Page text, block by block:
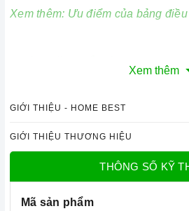
Xem thêm: Ưu điểm của bảng
- Công nghệ Inverter tiết kiệm điện
- Cảm biến chống tràn
- Tính năng tạm dừng (Pause)
=> Xem thêm:Một số tính năng
Xem thêm
GIỚI THIỆU - HOME BEST
GIỚI THIỆU THƯƠNG HIỆU
THÔNG SỐ KỸ
Mã sản phẩm